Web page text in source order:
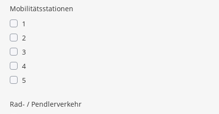
Mobilitätsstationen
1
2
3
4
5
Rad- / Pendlerverkehr